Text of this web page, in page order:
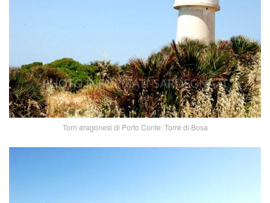
Torri aragonesi di Porto Conte: Torre di Bosa